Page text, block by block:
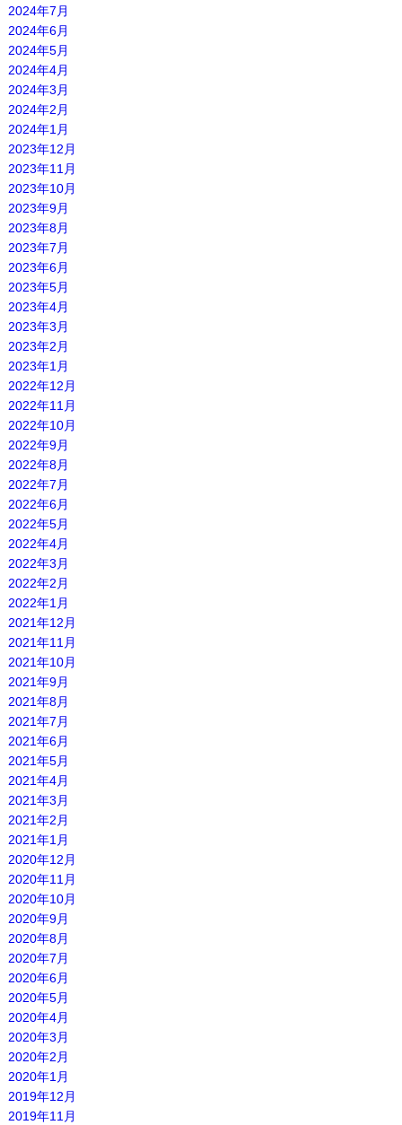
2024年7月
2024年6月
2024年5月
2024年4月
2024年3月
2024年2月
2024年1月
2023年12月
2023年11月
2023年10月
2023年9月
2023年8月
2023年7月
2023年6月
2023年5月
2023年4月
2023年3月
2023年2月
2023年1月
2022年12月
2022年11月
2022年10月
2022年9月
2022年8月
2022年7月
2022年6月
2022年5月
2022年4月
2022年3月
2022年2月
2022年1月
2021年12月
2021年11月
2021年10月
2021年9月
2021年8月
2021年7月
2021年6月
2021年5月
2021年4月
2021年3月
2021年2月
2021年1月
2020年12月
2020年11月
2020年10月
2020年9月
2020年8月
2020年7月
2020年6月
2020年5月
2020年4月
2020年3月
2020年2月
2020年1月
2019年12月
2019年11月